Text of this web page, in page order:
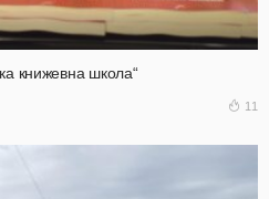
книжевна школа“
11